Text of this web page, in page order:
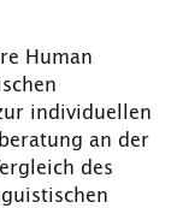
Human
individuellen
an der
des